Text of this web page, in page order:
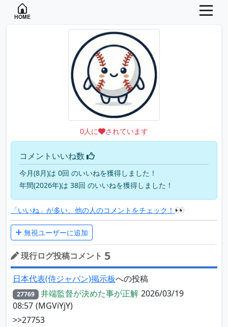
HOME
0人に されています
コメントいいね数
今月(8月)は 0回 のいいねを獲得しました！
年間(2026年)は 38回 のいいねを獲得しました！
「いいね」が多い、他の人のコメントをチェック！ 👀
無視ユーザーに追加
現行ログ投稿コメント 5
日本代表(侍ジャパン)掲示板への投稿
27769 井端監督が決めた事が正解 2026/03/19
08:57 (MGViYjY)
>>27753